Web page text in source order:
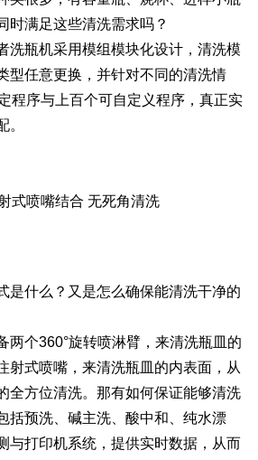
时满足这些清洗需求吗？
洗瓶机采用模组模块化设计，清洗模
型任意更换，并针对不同的清洗情
程序与上百个可自定义程序，真正实
。
式喷嘴结合 无死角清洗
是什么？又是怎么确保能清洗干净的
两个360°旋转喷淋臂，来清洗瓶皿的
射式喷嘴，来清洗瓶皿的内表面，从
全方位清洗。那有如何保证能够清洗
括预洗、碱主洗、酸中和、纯水漂
与打印机系统，提供实时数据，从而